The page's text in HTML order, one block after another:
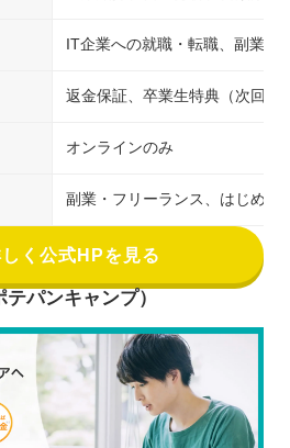
IT企業への就職・転職、副業、
返金保証、卒業生特典（次回受
オンラインのみ
副業・フリーランス、はじめ
く公式HPを見る
パンキャンプ）